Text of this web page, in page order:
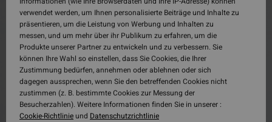
verwendet werden, um Ihnen personalisierte Beiträge und Inhalte zu
präsentieren, um die Leistung von Werbung und Inhalten zu
messen, und um mehr über ihr Publikum zu erfahren, um die
Produkte unserer Partner zu entwickeln und zu verbessern. Sie
können Ihre Wahl so einstellen, dass Sie Cookies, die Ihrer
Zustimmung bedürfen, annehmen oder ablehnen oder sich
dagegen aussprechen, wenn Sie den betreffenden Cookies nicht
zustimmen (z. B. bestimmte Cookies zur Messung der
Besucherzahlen). Weitere Informationen finden Sie in unserer :
Cookie-Richtlinieund Datenschutzrichtlinie